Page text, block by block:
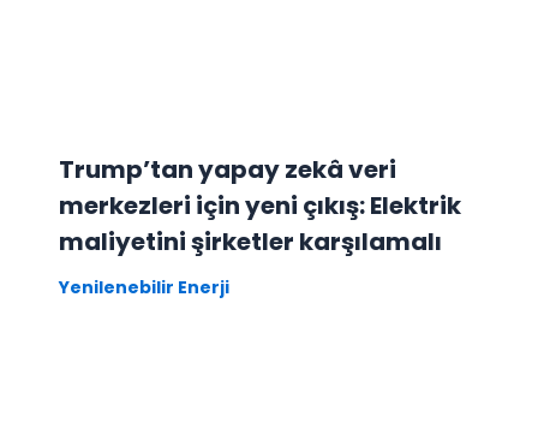
Trump’tan yapay zekâ veri
merkezleri için yeni çıkış: Elektrik
maliyetini şirketler karşılamalı
Yenilenebilir Enerji